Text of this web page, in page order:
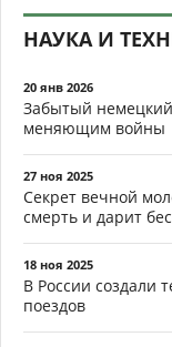
НАУКА И
20 янв 2026
Забытый
меняющим войны
27 ноя 2025
Секрет вечной
смерть и дарит
18 ноя 2025
В России создали
поездов